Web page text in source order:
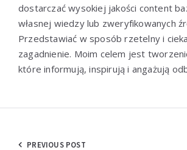
dostarczać wysokiej jakości content
własnej wiedzy lub zweryfikowanych
Przedstawiać w sposób rzetelny i
zagadnienie. Moim celem jest
które informują, inspirują i angażują
PREVIOUS POST